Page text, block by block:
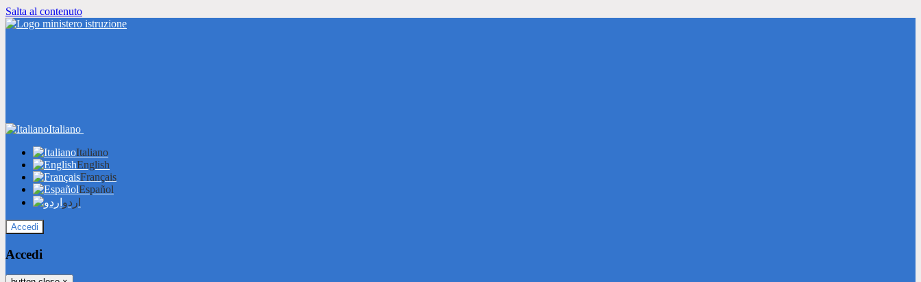
Salta al contenuto
Italiano
Italiano
English
Français
Español
اردو
Accedi
Accedi